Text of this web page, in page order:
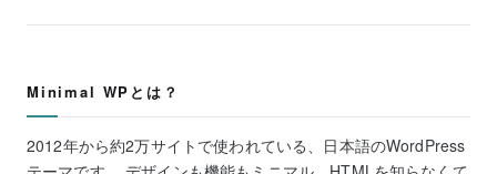
Minimal WPとは？
2012年から約2万サイトで使われている、日本語のWordPress